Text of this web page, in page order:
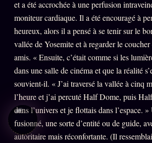
et a été accrochée à une perfusion
moniteur cardiaque. Il a été encouragé à
heureux, alors il a pensé à se tenir sur le
vallée de Yosemite et à regarder le
amis. « Ensuite, c’était comme si les
dans une salle de cinéma et que la réalité
souvient-il. « J’ai traversé la vallée à cinq
l’heure et j’ai percuté Half Dome, puis
dans l’univers et je flottais dans l’espace.
fusionné, une sorte d’entité ou de guide,
autoritaire mais réconfortante. (Il